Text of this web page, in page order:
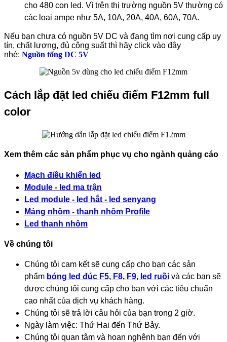
cho 480 con led. Vì trên thị trường nguồn 5V thường có
các loại ampe như 5A, 10A, 20A, 40A, 60A, 70A.
Nếu bạn chưa có nguồn 5V DC và đang tìm nơi cung cấp uy
tín, chất lượng, đủ công suất thì hãy click vào đây
nhé: Nguồn tổng DC 5V
Cách lắp đặt led chiếu điểm F12mm full
color
Xem thêm các sản phẩm phục vụ cho ngành quảng cáo
Mạch điều khiển led
Module - led ma trận
Led module - led hắt - led senyang
Máng nhôm - thanh nhôm Profile
Led thanh nhôm
Về chúng tôi
Chúng tôi cam kết sẽ cung cấp cho bạn các sản
phẩm bóng led đúc F5, F8, F9, led ruồi và các bạn sẽ
được chúng tôi cung cấp cho bạn với các tiêu chuẩn
cao nhất của dịch vụ khách hàng.
Chúng tôi sẽ trả lời câu hỏi của bạn trong 2 giờ.
Ngày làm việc: Thứ Hai đến Thứ Bảy.
Chúng tôi quan tâm và hoan nghênh bạn đến với